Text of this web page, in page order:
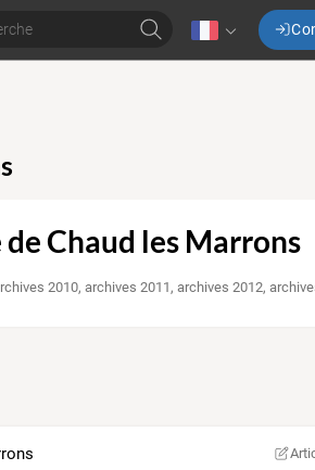
de Chaud les Marrons
2010,archives 2011,archives 2012,